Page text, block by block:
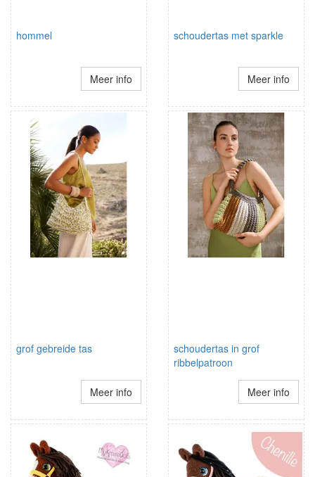
hommel
Meer info
schoudertas met sparkle
Meer info
grof gebreide tas
Meer info
schoudertas in grof
ribbelpatroon
Meer info